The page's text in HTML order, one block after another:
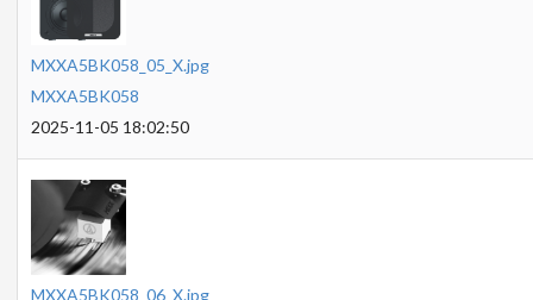
MXXA5BK058_05_X.jpg
MXXA5BK058
2025-11-05 18:02:50
MXXA5BK058_06_X.jpg